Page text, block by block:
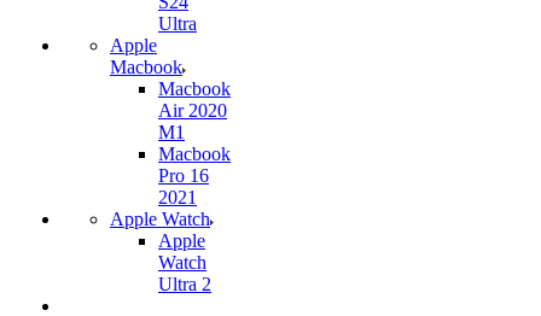
Ultra
Apple
Macbook
Macbook
Air 2020
M1
Macbook
Pro 16
2021
Apple Watch
Apple
Watch
Ultra 2